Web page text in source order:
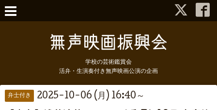
学校の芸術鑑賞会
活弁・生演奏付き無声映画公演の企画
弁士付き 2025-10-06 (月) 16:40～